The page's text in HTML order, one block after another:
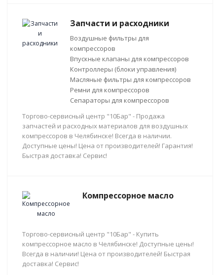
Запчасти и расходники
Воздушные фильтры для
компрессоров
Впускные клапаны для компрессоров
Контроллеры (блоки управления)
Масляные фильтры для компрессоров
Ремни для компрессоров
Сепараторы для компрессоров
Торгово-сервисный центр "10Бар" - Продажа
запчастей и расходных материалов для воздушных
компрессоров в Челябинске! Всегда в наличии.
Доступные цены! Цена от производителей! Гарантия!
Быстрая доставка! Сервис!
Компрессорное масло
Торгово-сервисный центр "10Бар" - Купить
компрессорное масло в Челябинске! Доступные цены!
Всегда в наличии! Цена от производителей! Быстрая
доставка! Сервис!